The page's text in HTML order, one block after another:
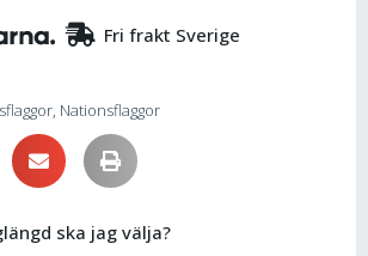
Fri frakt Sverige
, Nationsflaggor
ska jag välja?